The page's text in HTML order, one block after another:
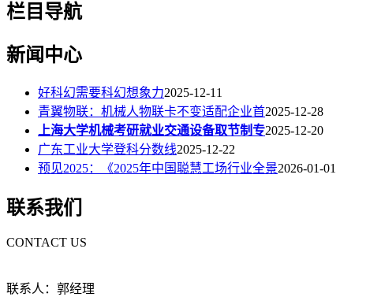
栏目导航
新闻中心
好科幻需要科幻想象力2025-12-11
青翼物联：机械人物联卡不变适配企业首2025-12-28
上海大学机械考研就业交通设备取节制专2025-12-20
广东工业大学登科分数线2025-12-22
预见2025：《2025年中国聪慧工场行业全景2026-01-01
联系我们
CONTACT US
联系人：郭经理